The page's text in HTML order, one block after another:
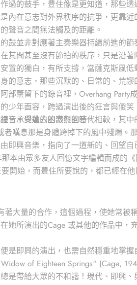
過的鼓手，豊住像是更知道，那些
內在意志對外界秩序的抗爭，更靠
聲音之間無法觸及的距離。
鼓並非對應著主奏樂器持續前進的節
其間甚至沒有節拍的秩序，只是沿
置的獨白，有所支撐，當薩克斯風
的意志，那些沉默的、日常的、荒
薰留下的錄音裡，Overhang Party
少年面容，跨過演出後的狂言與傻
，承受著的困惑與回答。
。與遠去的激烈的時代相較，其中
嘆息那是身體跨掉下的風中殘燭。
即興音樂，指向了一道新的、回望自
本由眾多友人回憶文字編輯而成的《
開始，而豊住所要說的，都已經在他
大量的合作，這個過程，使她常被
她所演出的Cage 或其他的作品中，
是即興的演出，也需自然穩重地掌
of Eighteen Springs” (Cage,
帶給大眾的不和諧！現代、即興、